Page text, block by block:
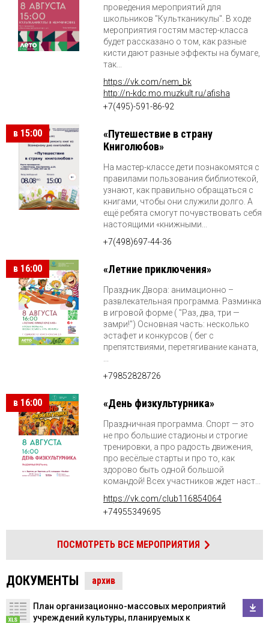
проведения мероприятий для
школьников "Культканикулы". В ходе
мероприятия гостям мастер-класса
будет рассказано о том, как разные
кисти дают разные эффекты на бумаге,
так...
https://vk.com/nem_bk
http://n-kdc.mo.muzkult.ru/afisha
+7(495)-591-86-92
в 15:00
«Путешествие в страну
Книголюбов»
На мастер-классе дети познакомятся с
правилами пользования библиотекой,
узнают, как правильно обращаться с
книгами, чтобы они служили долго. А
ещё ребята смогут почувствовать себя
настоящими «книжными...
+7(498)697-44-36
в 16:00 «Летние приключения»
Праздник Двора: анимационно –
развлекательная программа. Разминка
в игровой форме ( "Раз, два, три —
замри!") Основная часть: несколько
эстафет и конкурсов ( бег с
препятствиями, перетягивание каната,
+79852828726
в 16:00 «День физкультурника»
Праздничная программа. Спорт — это
не про большие стадионы и строгие
тренировки, а про радость движения,
про весёлые старты и про то, как
здорово быть одной большой
командой! Всех участников ждет наст...
https://vk.com/club116854064
+74955349695
ПОСМОТРЕТЬ ВСЕ МЕРОПРИЯТИЯ
ДОКУМЕНТЫ архив
План организационно-массовых мероприятий
учреждений культуры, планируемых к